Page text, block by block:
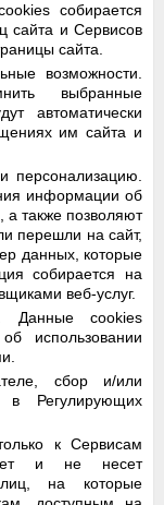
собирается
сайта и Сервисов
сайта.
возможности.
выбранные
автоматически
им сайта и
персонализацию.
информации об
а также позволяют
перешли на сайт,
данных, которые
собирается на
веб-услуг.
Данные cookies
использовании
сбор и/или
в Регулирующих
к Сервисам
и не несет
лиц, на которые